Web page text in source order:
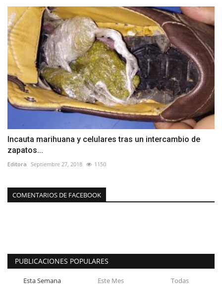
Incauta marihuana y celulares tras un intercambio de
zapatos...
Editora Septiembre 27, 2018 1150
COMENTARIOS DE FACEBOOK
PUBLICACIONES POPULARES
Esta Semana Este Mes Todas